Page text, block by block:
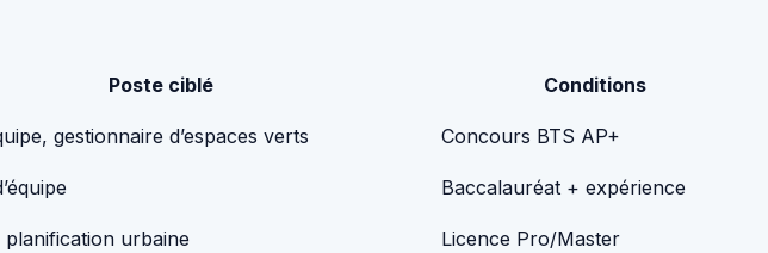
Poste ciblé Conditions
gestionnaire d’espaces verts Concours BTS AP+
Baccalauréat + expérience
planification urbaine
Licence Pro/Master